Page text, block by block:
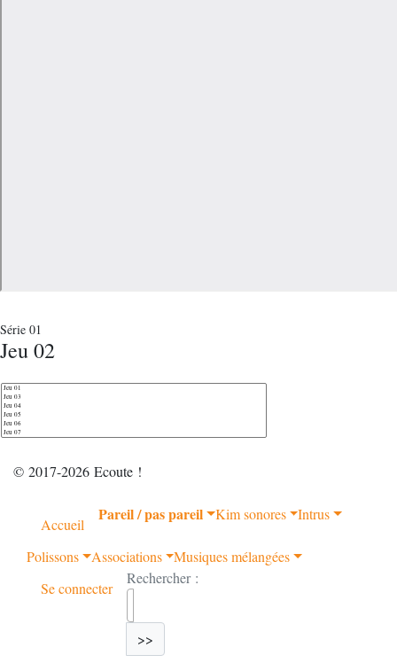
Série 01
Jeu 02
© 2017-2026 Ecoute !
Accueil
Pareil / pas pareil Kim sonores Intrus
Polissons Associations
Musiques mélangées
Se connecter
Rechercher :
>>